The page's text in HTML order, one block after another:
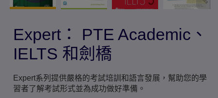
Expert： PTE Academic、
IELTS 和劍橋
Expert系列提供嚴格的考試培訓和語言發展，幫助您的學
習者了解考試形式並為成功做好準備。